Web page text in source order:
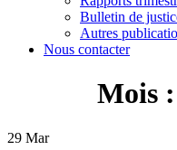
Bulletin de
Autres
Nous contacter
Mois :
29 Mar